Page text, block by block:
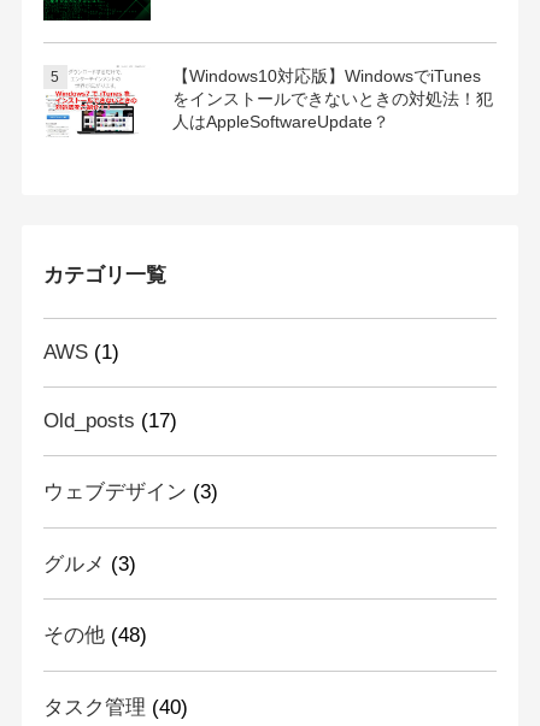
【Windows10対応版】WindowsでiTunes
をインストールできないときの対処法！犯
人はAppleSoftwareUpdate？
カテゴリ一覧
AWS(1)
Old_posts (17)
ウェブデザイン (3)
グルメ (3)
その他(48)
タスク管理 (40)